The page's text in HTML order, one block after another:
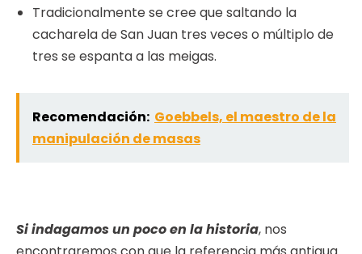
Tradicionalmente se cree que saltando la
cacharela de San Juan tres veces o múltiplo de
tres se espanta a las meigas.
Recomendación: Goebbels, el maestro de la
manipulación de masas
Si indagamos un poco en la historia, nos